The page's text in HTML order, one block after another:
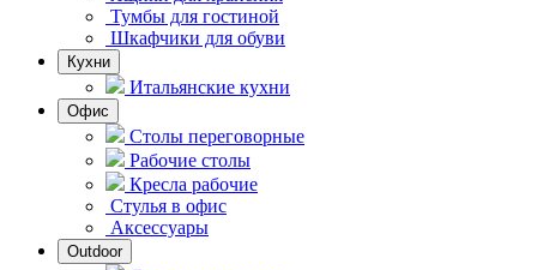
Тумбы для гостиной
Шкафчики для обуви
Кухни
Итальянские кухни
Офис
Столы переговорные
Рабочие столы
Кресла рабочие
Стулья в офис
Аксессуары
Outdoor